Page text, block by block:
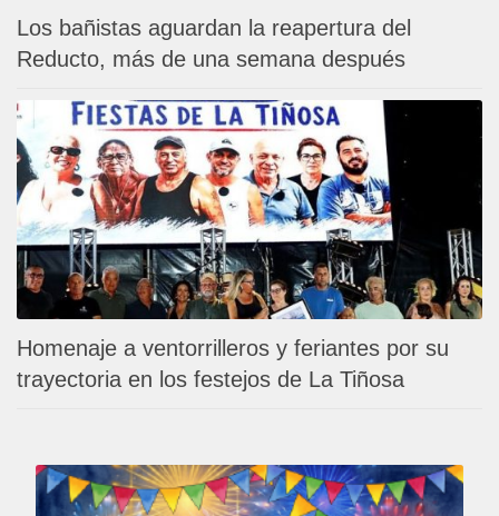
Los bañistas aguardan la reapertura del
Reducto, más de una semana después
Homenaje a ventorrilleros y feriantes por su
trayectoria en los festejos de La Tiñosa